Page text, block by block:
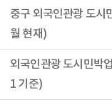
중구 외국인관광 도시
월 현재)
외국인관광 도시민박
1 기준)